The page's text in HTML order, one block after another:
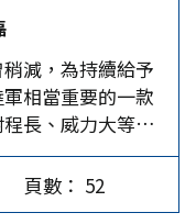
和電站建設成本
強，比亞迪電動
右，在東南亞、
而日本汽車品牌
中國市場。2024
人，產能削減
，公司股票自
，2024年12月23
視稅式支出編
更多稅式支出資
。…
。 美國民主成
宣布特赦犯有
國的司法。身為
但作為美國總
去一國元首的
老人的形象，恰
任的川普高調宣
已不再偉大，兩
減，為持續給予
相當重要的一款
長、威力大等優
器。 M-109A7自
最新的火砲系
。對美軍來說，
頁數： 52